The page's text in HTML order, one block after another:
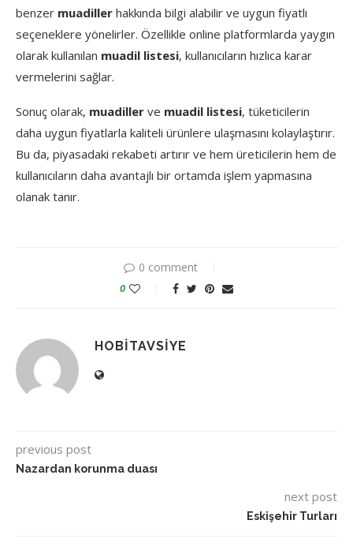
benzer muadiller hakkında bilgi alabilir ve uygun fiyatlı
seçeneklere yönelirler. Özellikle online platformlarda yaygın
olarak kullanılan muadil listesi, kullanıcıların hızlıca karar
vermelerini sağlar.
Sonuç olarak, muadiller ve muadil listesi, tüketicilerin
daha uygun fiyatlarla kaliteli ürünlere ulaşmasını kolaylaştırır.
Bu da, piyasadaki rekabeti artırır ve hem üreticilerin hem de
kullanıcıların daha avantajlı bir ortamda işlem yapmasına
olanak tanır.
0 comment
0
HOBITAVSIYE
previous post
Nazardan korunma duası
next post
Eskişehir Turları